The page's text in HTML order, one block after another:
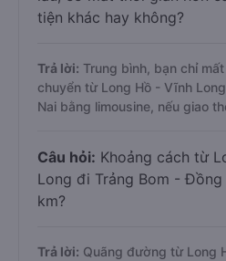
tiện khác hay không?
Trả lời: Trung bình, bạn chỉ
chuyển từ Long Hồ - Vĩnh
Nai bằng limousine, nếu giao
Câu hỏi: Khoảng cách từ
Long đi Trảng Bom - Đồng
km?
Trả lời: Quãng đường từ Long